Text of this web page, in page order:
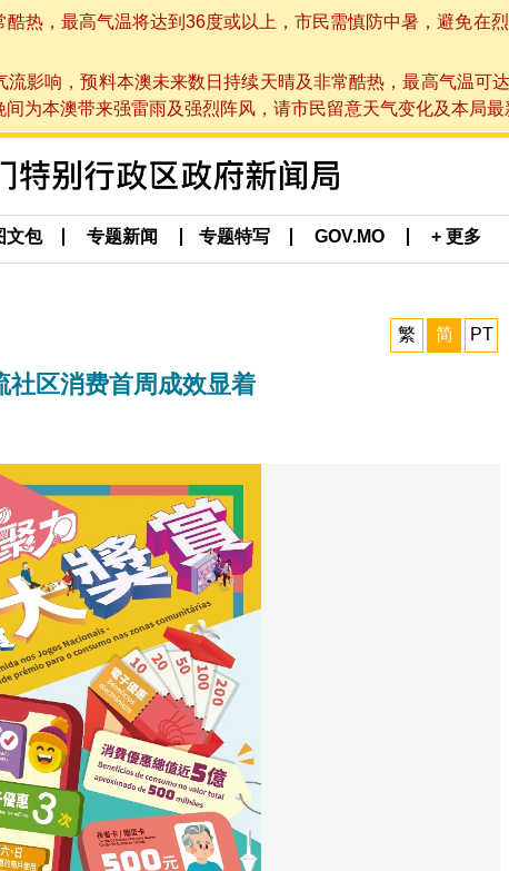
热，最高气温将达到36度或以上，市民需慎防中暑，避免在
影响，预料本澳未来数日持续天晴及非常酷热，最高气温可
为本澳带来强雷雨及强烈阵风，请市民留意天气变化及本局
文包 专题新闻 专题特写 GOV.MO + 更多
繁 简 PT
社区消费首周成效显着